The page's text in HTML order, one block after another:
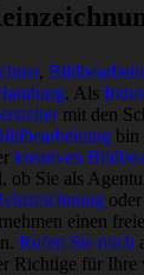
,
. Als
mit den
bin
kreativen
ob Sie als
einen
Rufen Sie mich
Richtige für